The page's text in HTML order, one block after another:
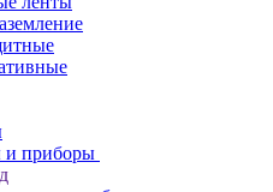
и приборы